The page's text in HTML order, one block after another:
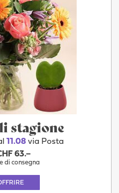
stagione
11.08via Posta
63.–
di consegna